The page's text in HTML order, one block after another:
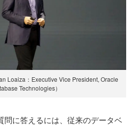
Loaiza：Executive Vice President, Oracle
Technologies）
に答えるには、従来のデータベ